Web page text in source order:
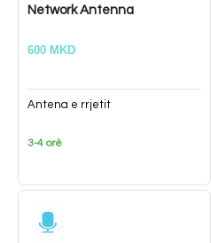
Network Antenna
600 MKD
Antena e rrjetit
3-4 orë